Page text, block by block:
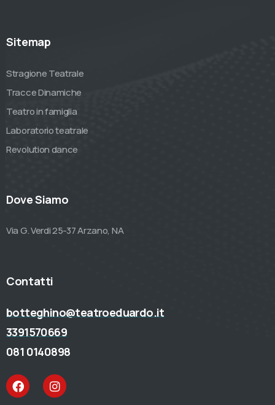
Sitemap
Stragione Teatrale
Tracce Dinamiche
Teatro in famiglia
Laboratorio teatrale
Revolution dance
Dove Siamo
Via G. Verdi 25-37 Arzano, NA
Contatti
botteghino@teatroeduardo.it
3391570669
081 0140898